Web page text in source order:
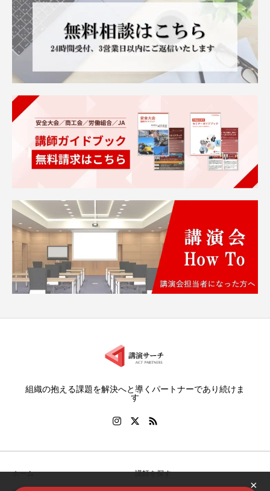
組織の抱える課題を解決へと導くパートナーであり続けま
す
ホーム 講師を探す
×